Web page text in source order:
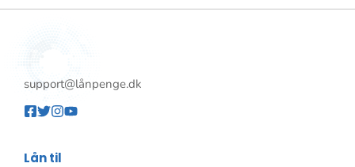
support@lånpenge.dk
Lån til